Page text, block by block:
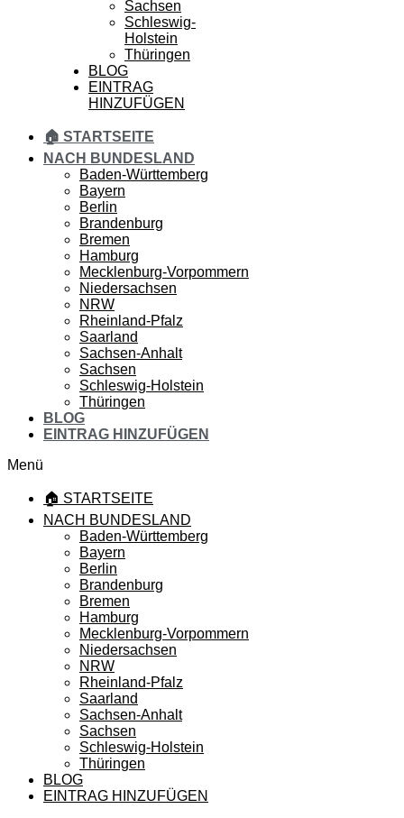
Sachsen
Schleswig-
Holstein
Thüringen
BLOG
EINTRAG
HINZUFÜGEN
🏠 STARTSEITE
NACH BUNDESLAND
Baden-Württemberg
Bayern
Berlin
Brandenburg
Bremen
Hamburg
Mecklenburg-Vorpommern
Niedersachsen
NRW
Rheinland-Pfalz
Saarland
Sachsen-Anhalt
Sachsen
Schleswig-Holstein
Thüringen
BLOG
EINTRAG HINZUFÜGEN
Menü
🏠 STARTSEITE
NACH BUNDESLAND
Baden-Württemberg
Bayern
Berlin
Brandenburg
Bremen
Hamburg
Mecklenburg-Vorpommern
Niedersachsen
NRW
Rheinland-Pfalz
Saarland
Sachsen-Anhalt
Sachsen
Schleswig-Holstein
Thüringen
BLOG
EINTRAG HINZUFÜGEN